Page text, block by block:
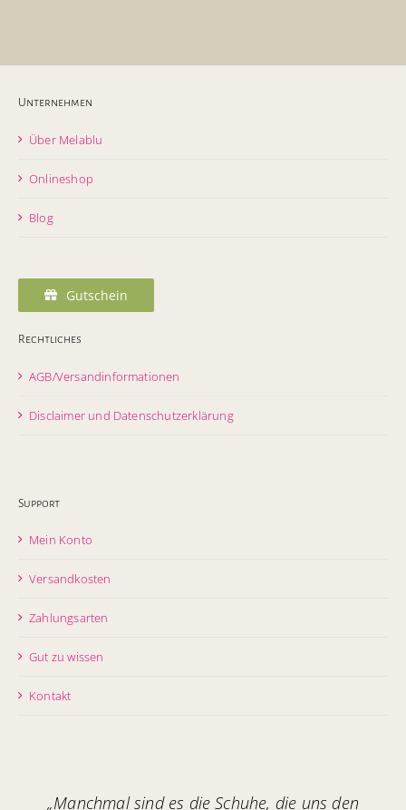
Unternehmen
Über Melablu
Onlineshop
Blog
Gutschein
Rechtliches
AGB/Versandinformationen
Disclaimer und Datenschutzerklärung
Support
Mein Konto
Versandkosten
Zahlungsarten
Gut zu wissen
Kontakt
„Manchmal sind es die Schuhe, die uns den